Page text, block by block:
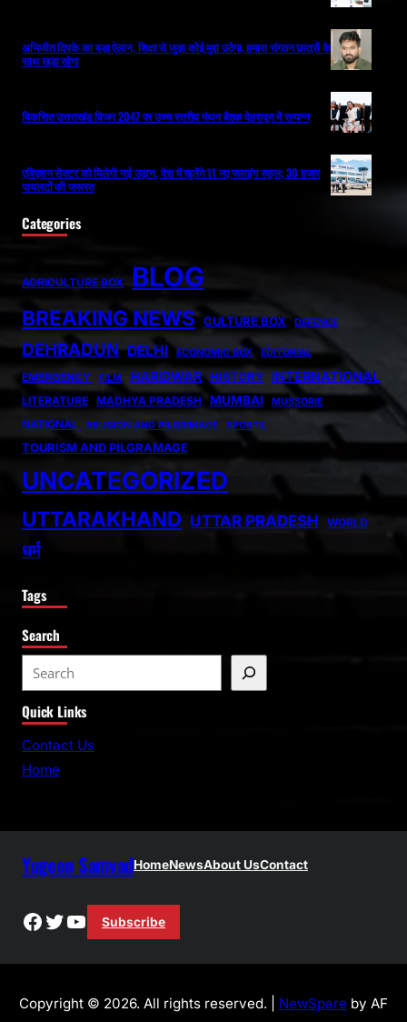
अभिजीत दिपके का बड़ा ऐलान, शिक्षा से जुड़ा कोई मुद्दा उठेगा, हमारा संगठन छात्रों के
साथ खड़ा रहेगा
विकसित उत्तराखंड विजन 2047 पर उच्च स्तरीय मंथन बैठक देहरादून में सम्पन्न
एविएशन सेक्टर को मिलेगी नई उड़ान, देश में खुलेंगे 11 नए फ्लाइंग स्कूल; 30 हजार
पायलटों की जरूरत
Categories
AGRICULTURE BOX BLOG
BREAKING NEWS CULTURE BOX DEFENCE
DEHRADUN DELHI ECONOMIC BOX EDITORIAL
EMERGENCY FILM HARIDWAR HISTORY INTERNATIONAL
LITERATURE MADHYA PRADESH MUMBAI MUSSORIE
NATIONAL RELIGION AND PILGRIMAGE SPORTS
TOURISM AND PILGRAMAGE
UNCATEGORIZED
UTTARAKHAND UTTAR PRADESH WORLD
धर्म
Tags
Search
e
a
r
Quick Links
Contact Us
Home
Yugeen SamvadHomeNewsAbout UsContact
Facebook
Twitter
YouTube
Subscribe
Copyright © 2026. All rights reserved. | NewSpare by AF